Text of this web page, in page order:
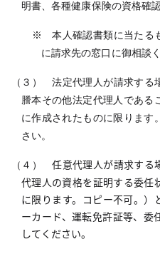
明書、各種健康保険の資格確
※ 本人確認書類に当たるも
に請求先の窓口に御相談く
（３） 法定代理人が請求する
謄本その他法定代理人である
に作成されたものに限ります
さい。
（４）任意代理人が請求する
代理人の資格を証明する委任
に限ります。コピー不可。）
ーカード、運転免許証等、委
してください。